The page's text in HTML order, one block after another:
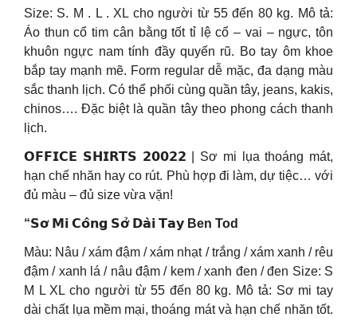
Size: S. M . L . XL cho người từ 55 đến 80 kg. Mô tả:
Áo thun cổ tim cân bằng tốt tỉ lệ cổ – vai – ngực, tôn
khuôn ngực nam tính đầy quyến rũ. Bo tay ôm khoe
bắp tay mạnh mẽ. Form regular dễ mặc, đa dạng màu
sắc thanh lịch. Có thể phối cùng quần tây, jeans, kakis,
chinos…. Đặc biệt là quần tây theo phong cách thanh
lịch.
𝗢𝗙𝗙𝗜𝗖𝗘 𝗦𝗛𝗜𝗥𝗧𝗦 𝟮𝟬𝟬𝟮𝟮 | Sơ mi lụa thoáng mát,
hạn chế nhăn hay co rút. Phù hợp đi làm, dự tiệc… với
đủ màu – đủ size vừa vặn!
“𝗦𝗼̛ 𝗠𝗶 𝗖𝗼̂𝗻𝗴 𝗦𝗼̛̉ 𝗗𝗮̀𝗶 𝗧𝗮𝘆 Ben Tod
Màu: Nâu / xám đậm / xám nhạt / trắng / xám xanh / rêu
đậm / xanh lá / nâu đậm / kem / xanh đen / đen Size: S
M L XL cho người từ 55 đến 80 kg. Mô tả: Sơ mi tay
dài chất lụa mềm mại, thoáng mát và hạn chế nhăn tốt.